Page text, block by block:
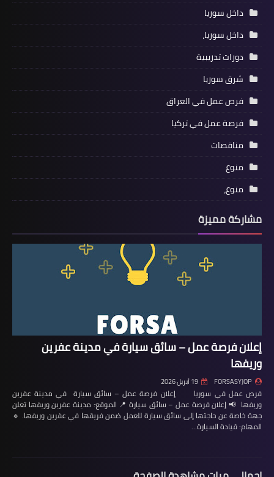
داخل سوريا
داخل سوريا،
دورات تدريبية
شرق سوريا
فرص عمل في العراق
فرصة عمل في تركيا
مناقصات
منوع
منوع،
مشاركة مميزة
إعلان فرصة عمل – سائق سيارة في مدينة عفرين
وريفها
FORSASYJOP 19 أبريل 2026
فرص عمل في سوريا إعلان فرصة عمل – سائق سيارة في مدينة عفرين
وريفها 📢 إعلان فرصة عمل – سائق سيارة 📍 الموقع: مدينة عفرين وريفها تعلن
جهة خاصة عن حاجتها إلى سائق سيارة للعمل ضمن فريقها في عفرين وريفها. 🔹
المهام: قيادة السيارة…